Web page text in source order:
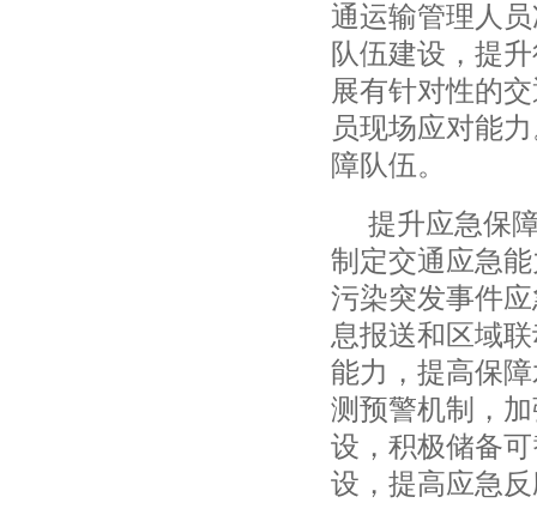
通运输管理人
队伍建设，提
展有针对性的
员现场应对能
障队伍。
提升应急保
制定交通应急
污染突发事件
息报送和区域
能力，提高保
测预警机制，
设，积极储备
设，提高应急